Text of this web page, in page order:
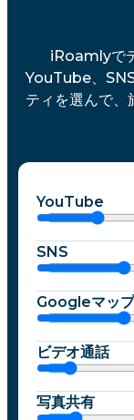
iRoamlyで
YouTube、
ティを選んで、
YouTube
SNS
Googleマップ
ビデオ通話
写真共有